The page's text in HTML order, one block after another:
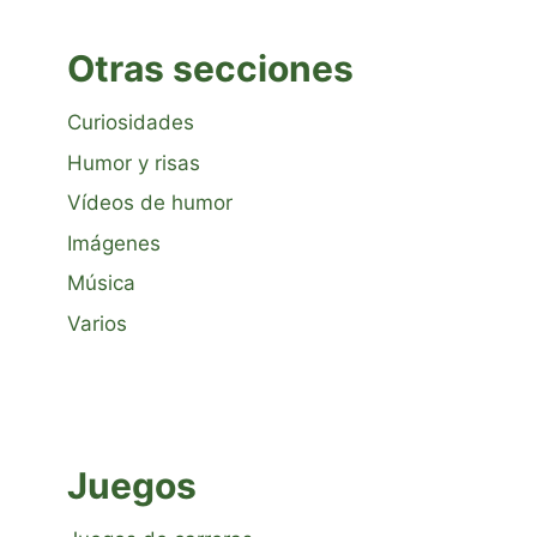
Otras secciones
Curiosidades
Humor y risas
Vídeos de humor
Imágenes
Música
Varios
Juegos